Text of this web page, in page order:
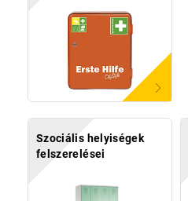
Szociális helyiségek
felszerelései